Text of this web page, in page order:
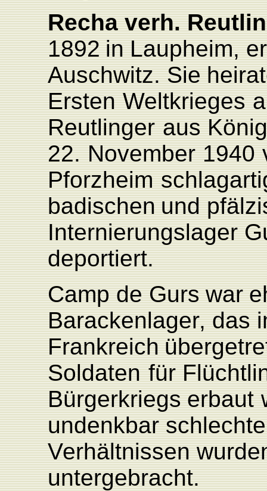
Recha verh.
1892 in Laupheim,
Auschwitz. Sie
Ersten Weltkrieges
Reutlinger aus
22. November 1940
Pforzheim
badischen und pfälzi
Internierungslager
deportiert.
Camp de Gurs war
Barackenlager, das
Frankreich
Soldaten für
Bürgerkriegs erbaut
undenkbar
Verhältnissen
untergebracht.